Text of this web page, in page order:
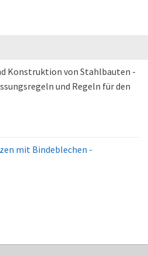
Konstruktion von Stahlbauten -
und Regeln für den
mit Bindeblechen -